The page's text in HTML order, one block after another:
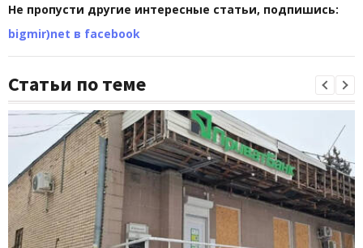
Не пропусти другие интересные статьи, подпишись:
bigmir)net в facebook
Статьи по теме